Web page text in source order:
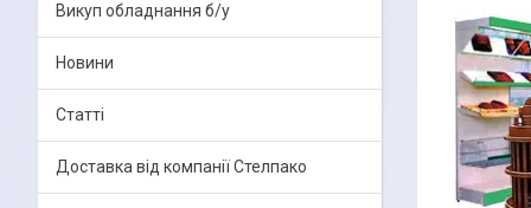
Викуп обладнання б/у
Новини
Статті
Доставка від компанії Стелпако